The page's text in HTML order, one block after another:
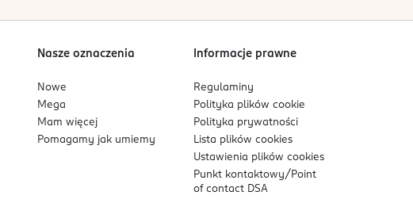
Sortowanie wgdata: od najnowszej
Nasze oznaczenia
Nowe
Mega
Mam więcej
Pomagamy jak umiemy
Informacje prawne
Regulaminy
Polityka plikówcookie
Polityka prywatności
Lista plikówcookies
Ustawienia plikówcookies
Punkt kontaktowy/ Point
of contact DSA